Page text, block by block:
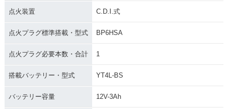
点火装置 C.D.I.式
点火プラグ標準搭載・型式 BP6HSA
点火プラグ必要本数・合計 1
搭載バッテリー・型式 YT4L-BS
バッテリー容量 12V-3Ah